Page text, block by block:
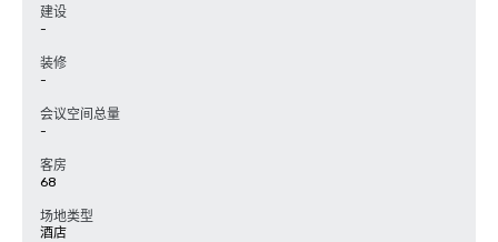
建设
-
装修
-
会议空间总量
-
客房
68
场地类型
酒店